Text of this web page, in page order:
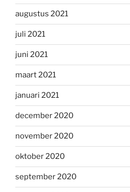
augustus 2021
juli 2021
juni 2021
maart 2021
januari 2021
december 2020
november 2020
oktober 2020
september 2020